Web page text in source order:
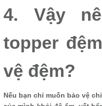
4. Vậy
topper
vệ đệm?
Nếu bạn chỉ muốn bảo vệ